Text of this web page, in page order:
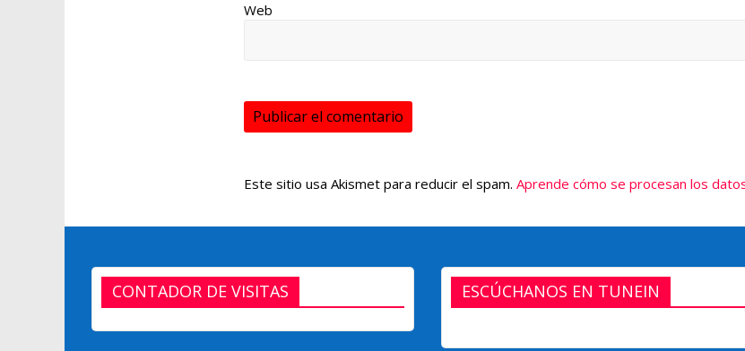
Web
Este sitio usa Akismet para reducir el spam. Aprende cómo se procesan los
CONTADOR DE VISITAS ESCÚCHANOS EN TUNEIN